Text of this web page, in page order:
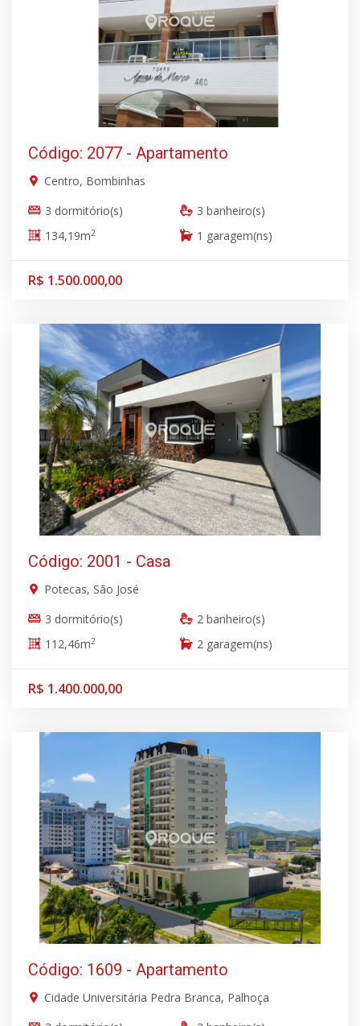
Código: 2077 - Apartamento
Centro, Bombinhas
3 dormitório(s)
3 banheiro(s)
134,19m2 1 garagem(ns)
R$ 1.500.000,00
Código: 2001 - Casa
Potecas, São José
3 dormitório(s)
2 banheiro(s)
112,46m2 2 garagem(ns)
R$ 1.400.000,00
Código: 1609 - Apartamento
Cidade Universitária Pedra Branca, Palhoça